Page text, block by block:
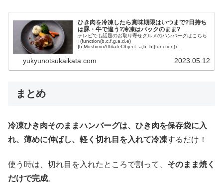
ひき肉を冷凍したら賞味期限はいつまで?日持ち
は豚・牛で違う?冷凍はパックのまま?
テレビでも話題のお取り寄せグルメのハンバーグはこちら
↓(function(b,c,f,g,a,d,e)
{b.MoshimoAffiliateObject=a;b=b||function()
yukyunotsukaikata.com 2023.05.12
まとめ
冷凍ひき肉そのままハンバーグは、ひき肉を保存袋に入
れ、薄めに伸ばし、軽く切れ目を入れて冷凍するだけ！
使う時は、切れ目を入れたところで割って、 そのまま焼く
だけで完成。